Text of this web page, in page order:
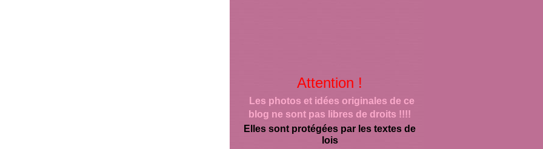
Attention !
Les photos et idées originales de ce
blog ne sont pas libres de droits !!!!
Elles sont protégées par les textes de
lois